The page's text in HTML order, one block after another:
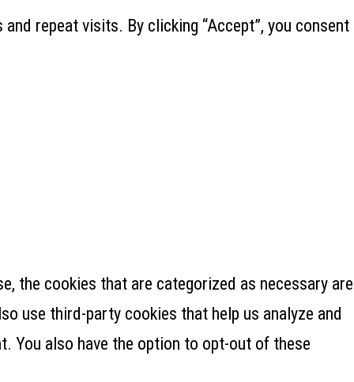
repeat visits. By clicking “Accept”, you consent
the cookies that are categorized as necessary are
use third-party cookies that help us analyze and
You also have the option to opt-out of these